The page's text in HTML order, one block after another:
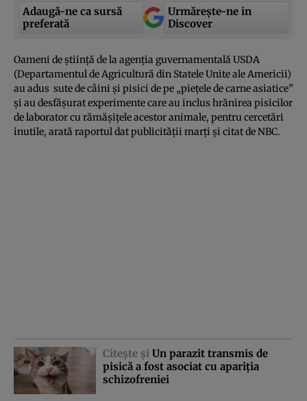
Adaugă-ne ca sursă
preferată
Urmărește-ne in
Discover
Oameni de ştiinţă de la agenţia guvernamentală USDA
(Departamentul de Agricultură din Statele Unite ale Americii)
au adus sute de câini şi pisici de pe „pieţele de carne asiatice”
şi au desfăşurat experimente care au inclus hrănirea pisicilor
de laborator cu rămăşiţele acestor animale, pentru cercetări
inutile, arată raportul dat publicităţii marţi şi citat deNBC.
Citeşte şi Un parazit transmis de
pisică a fost asociat cu apariţia
schizofreniei